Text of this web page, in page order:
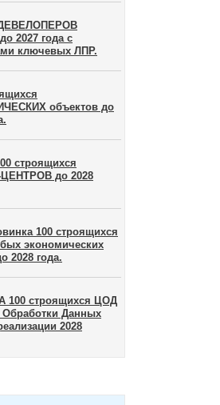
ДЕВЕЛОПЕРОВ
2027 года с
ключевых ЛПР.
объектов до
строящихся
до 2028
100 строящихся
экономических
2028 года.
100 строящихся ЦОД
Обработки Данных
2028